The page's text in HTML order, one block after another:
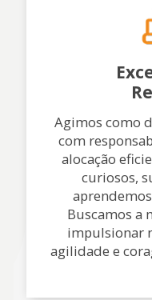
Agimos como
com
alocação
curiosos,
Buscamos a
impulsionar
agilidade e